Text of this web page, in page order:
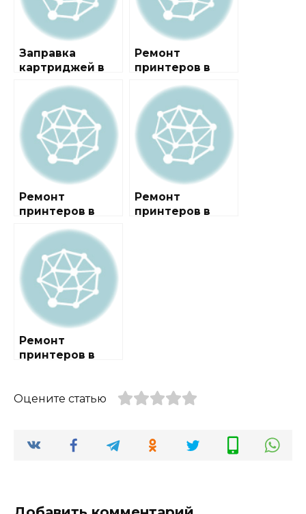
Заправка
картриджей в
Котловка
Ремонт
принтеров в
Бабушкинский
Ремонт
принтеров в
Зябликово
Ремонт
принтеров в
Ремонт
принтеров в
Оцените статью